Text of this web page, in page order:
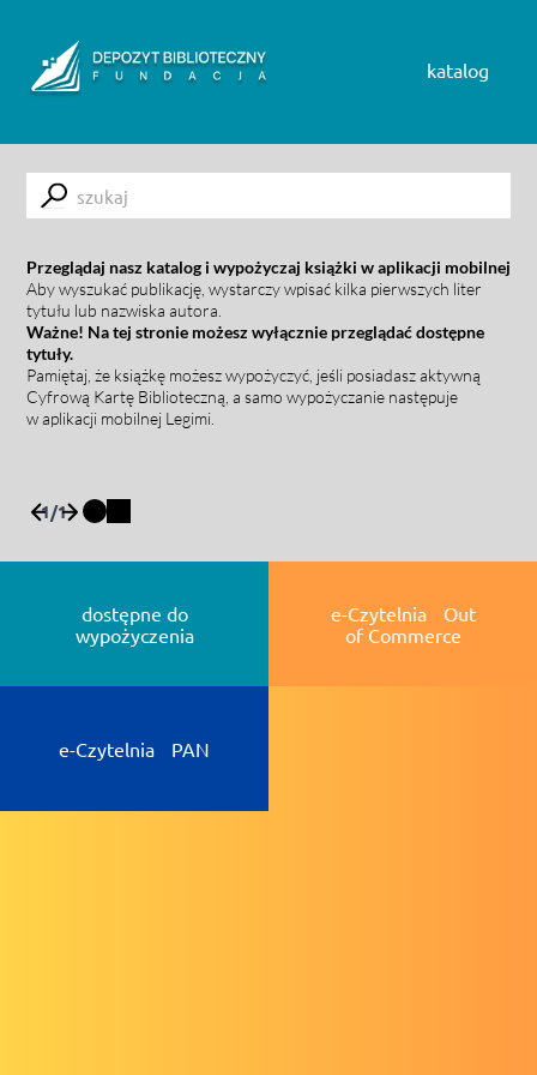
katalog
Submit
Przeglądaj nasz katalog i wypożyczaj książki w aplikacji mobilnej
Aby wyszukać publikację, wystarczy wpisać kilka pierwszych liter
tytułu lub nazwiska autora.
Ważne! Na tej stronie możesz wyłącznie przeglądać dostępne
tytuły.
Pamiętaj, że książkę możesz wypożyczyć, jeśli posiadasz aktywną
Cyfrową Kartę Biblioteczną, a samo wypożyczanie następuje
w aplikacji mobilnej Legimi.
1/1
dostępne do
wypożyczenia
e-Czytelnia Out
of Commerce
e-Czytelnia PAN